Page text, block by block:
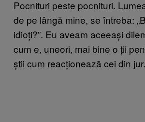
Pocnituri peste pocnituri.
de pe lângă mine, se întreba:
idioți?”. Eu aveam aceeași
cum e, uneori, mai bine o ții
știi cum reacționează cei din jur.